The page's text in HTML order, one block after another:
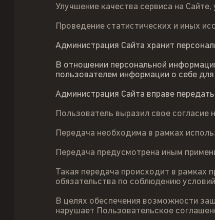
Улучшение качества сервиса на
Проведение статистических и иных
Администрация Сайта хранит
В отношении персональной
пользователем информации о себе
Администрация Сайта вправе
Пользователь выразил свое согласие
Передача необходима в рамках
Передача предусмотрена иным
Такая передача происходит в рамках
обязательства по соблюдению
В целях обеспечения возможности
нарушает Пользовательское